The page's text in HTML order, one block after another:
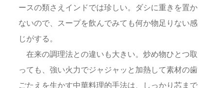
ースの類さえインドでは珍しい。ダシに重きを置か
ないので、スープを飲んでみても何か物足りない感
じがする。
在来の調理法との違いも大きい。炒め物ひとつ取
っても、強い火力でジャジャッと加熱して素材の歯
ごたえを生かす中華料理的手法は、しっかり芯まで